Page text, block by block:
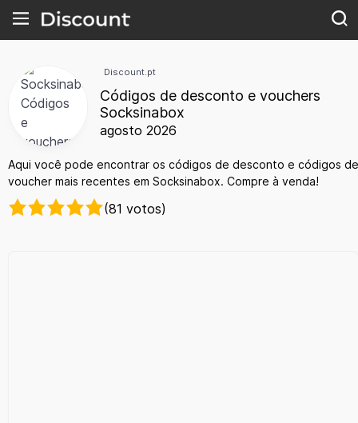
Discount.pt
Códigos de desconto e vouchers
Socksinabox
agosto 2026
Aqui você pode encontrar os códigos de desconto e códigos de
voucher mais recentes em Socksinabox. Compre à venda!
(81 votos)